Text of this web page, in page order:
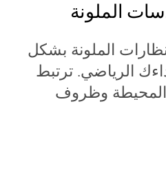
الملونة
الملونة بشكل
الرياضي. ترتبط
المحيطة وظروف